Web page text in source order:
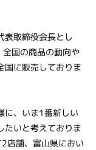
表取締役会長とし
国の商品の動向や
国に販売しておりま
に、いま1番新しい
たいと考えておりま
店舗、富山県におい